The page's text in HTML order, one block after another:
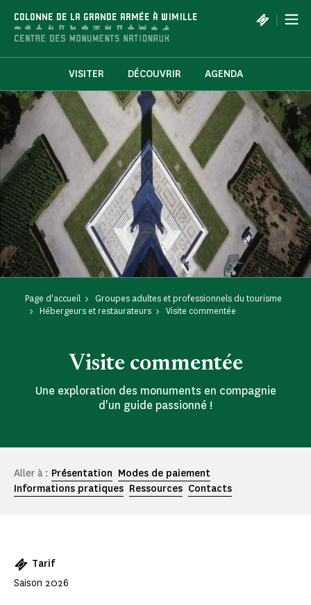
COLONNE DE LA GRANDE ARMÉE À WIMILLE |
VISITER DÉCOUVRIR AGENDA
Page d'accueil
Groupes adultes et professionnels du tourisme
Hébergeurs et restaurateurs
Visite commentée
Visite commentée
Une exploration des monuments en compagnie
d'un guide passionné !
Aller à : Présentation Modes de paiement
Informations pratiques Ressources Contacts
Tarif
Saison 2026